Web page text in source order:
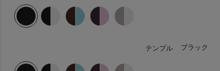
ブラック
テンプル